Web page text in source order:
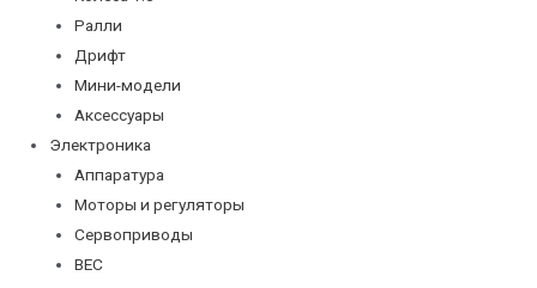
Ралли
Дрифт
Мини-модели
Аксессуары
Электроника
Аппаратура
Моторы и регуляторы
Сервоприводы
BEC